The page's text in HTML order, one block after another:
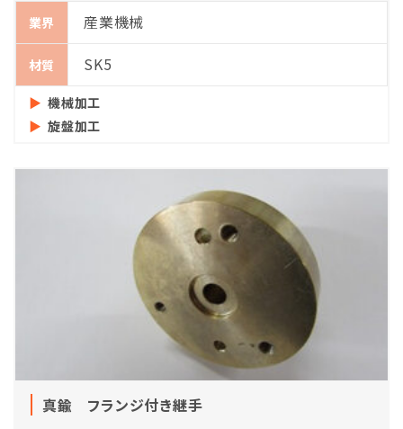
業界 産業機械
材質 SK5
機械加工
旋盤加工
真鍮 フランジ付き継手